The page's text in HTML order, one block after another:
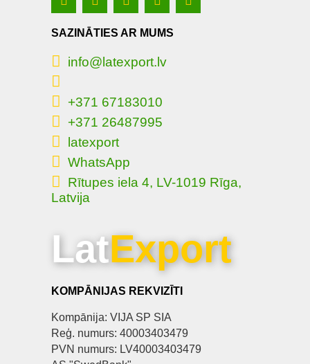
SAZINĀTIES AR MUMS
info@latexport.lv
+371 67183010
+371 26487995
latexport
WhatsApp
Rītupes iela 4, LV-1019 Rīga,
Latvija
LatExport
KOMPĀNIJAS REKVIZĪTI
Kompānija: VIJA SP SIA
Reģ. numurs: 40003403479
PVN numurs: LV40003403479